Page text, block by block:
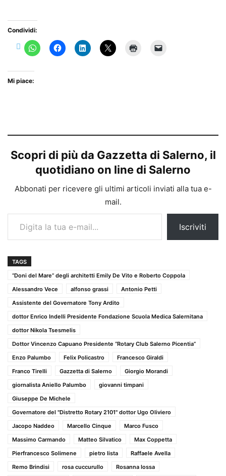
Condividi:
Mi piace:
Scopri di più da Gazzetta di Salerno, il
quotidiano on line di Salerno
Abbonati per ricevere gli ultimi articoli inviati alla tua e-
mail.
Digita la tua e-mail...
Iscriviti
TAGS
“Doni del Mare” degli architetti Emily De Vito e Roberto Coppola
Alessandro Vece
alfonso grassi
Antonio Petti
Assistente del Governatore Tony Ardito
dottor Enrico Indelli Presidente Fondazione Scuola Medica Salernitana
dottor Nikola Tsesmelis
Dottor Vincenzo Capuano Presidente “Rotary Club Salerno Picentia”
Enzo Palumbo
Felix Policastro
Francesco Giraldi
Franco Tirelli
Gazzetta di Salerno
Giorgio Morandi
giornalista Aniello Palumbo
giovanni timpani
Giuseppe De Michele
Governatore del "Distretto Rotary 2101" dottor Ugo Oliviero
Jacopo Naddeo
Marcello Cinque
Marco Fusco
Massimo Carmando
Matteo Silvatico
Max Coppetta
Pierfrancesco Solimene
pietro lista
Raffaele Avella
Remo Brindisi
rosa cuccurullo
Rosanna Iossa